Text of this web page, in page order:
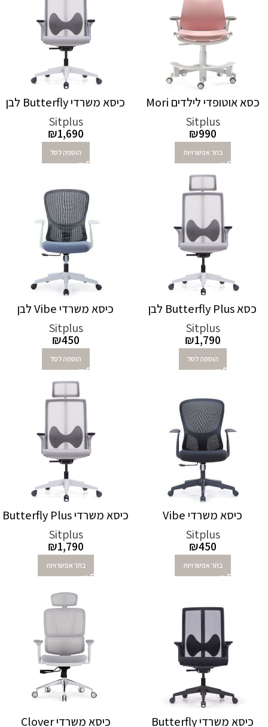
כסא אוטופדי לילדים Mori
Sitplus
₪990
בחר אפשרויות
כיסא משרדי Butterfly לבן
Sitplus
₪1,690
הוספה לסל
כסא Butterfly Plus לבן
Sitplus
₪1,790
הוספה לסל
כיסא משרדי Vibe לבן
Sitplus
₪450
הוספה לסל
כיסא משרדי Vibe
Sitplus
₪450
בחר אפשרויות
כיסא משרדי Butterfly Plus
Sitplus
₪1,790
בחר אפשרויות
כיסא משרדי Butterfly כיסא משרדי Clover